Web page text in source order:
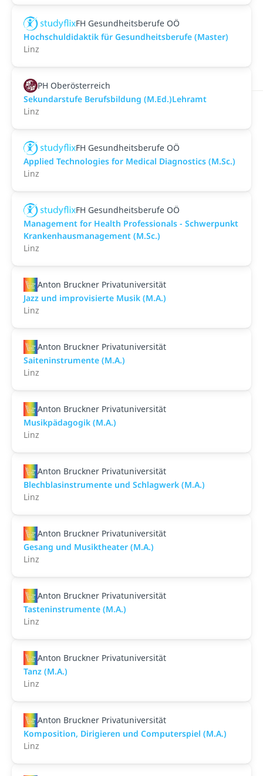
FH Gesundheitsberufe OÖ
Hochschuldidaktik für Gesundheitsberufe (Master)
Linz
PH Oberösterreich
Sekundarstufe Berufsbildung (M.Ed.)Lehramt
Linz
FH Gesundheitsberufe OÖ
Applied Technologies for Medical Diagnostics (M.Sc.)
Linz
FH Gesundheitsberufe OÖ
Management for Health Professionals - Schwerpunkt
Krankenhausmanagement (M.Sc.)
Linz
Anton Bruckner Privatuniversität
Jazz und improvisierte Musik (M.A.)
Linz
Anton Bruckner Privatuniversität
Saiteninstrumente (M.A.)
Linz
Anton Bruckner Privatuniversität
Musikpädagogik (M.A.)
Linz
Anton Bruckner Privatuniversität
Blechblasinstrumente und Schlagwerk (M.A.)
Linz
Anton Bruckner Privatuniversität
Gesang und Musiktheater (M.A.)
Linz
Anton Bruckner Privatuniversität
Tasteninstrumente (M.A.)
Linz
Anton Bruckner Privatuniversität
Tanz (M.A.)
Linz
Anton Bruckner Privatuniversität
Komposition, Dirigieren und Computerspiel (M.A.)
Linz